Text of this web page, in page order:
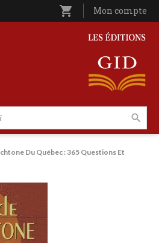
shopping_cart Utilisateur
Mon compte
Les Éditions GID
Du Québec : 365 Questions Et